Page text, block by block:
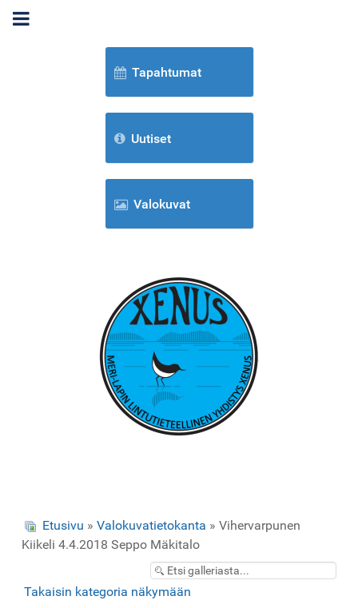
Tapahtumat
Uutiset
Valokuvat
Etusivu » Valokuvatietokanta » Vihervarpunen
Kiikeli 4.4.2018 Seppo Mäkitalo
Takaisin kategoria näkymään